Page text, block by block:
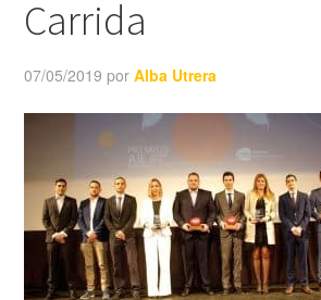
Carrida
07/05/2019 porAlba Utrera